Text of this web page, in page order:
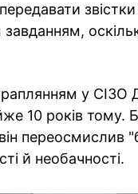
у СІЗО
10 років тому.
переосмислив
й необачності.